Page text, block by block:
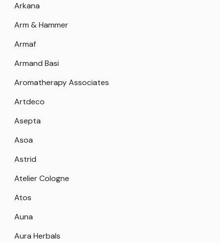
Arkana
Arm & Hammer
Armaf
Armand Basi
Aromatherapy Associates
Artdeco
Asepta
Asoa
Astrid
Atelier Cologne
Atos
Auna
Aura Herbals